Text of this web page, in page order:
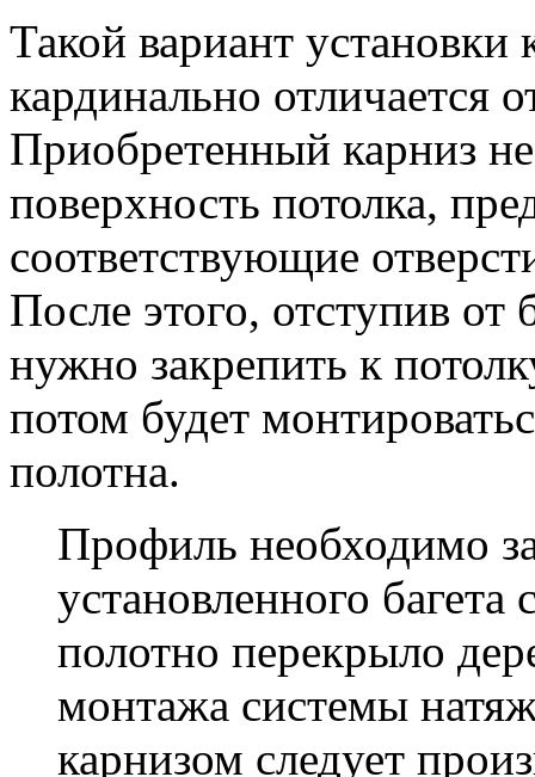
Такой вариант установки
кардинально отличается
Приобретенный карниз
поверхность потолка,
соответствующие
После этого, отступив от
нужно закрепить к
потом будет
полотна.
Профиль необходимо
установленного
полотно перекрыло
монтажа системы
карнизом следует